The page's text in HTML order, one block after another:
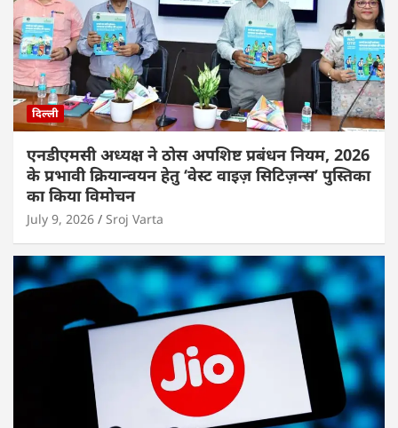
दिल्ली
एनडीएमसी अध्यक्ष ने ठोस अपशिष्ट प्रबंधन नियम, 2026
के प्रभावी क्रियान्वयन हेतु ‘वेस्ट वाइज़ सिटिज़न्स’ पुस्तिका
का किया विमोचन
July 9, 2026 Sroj Varta